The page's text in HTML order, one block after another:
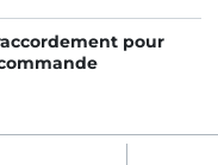
pour